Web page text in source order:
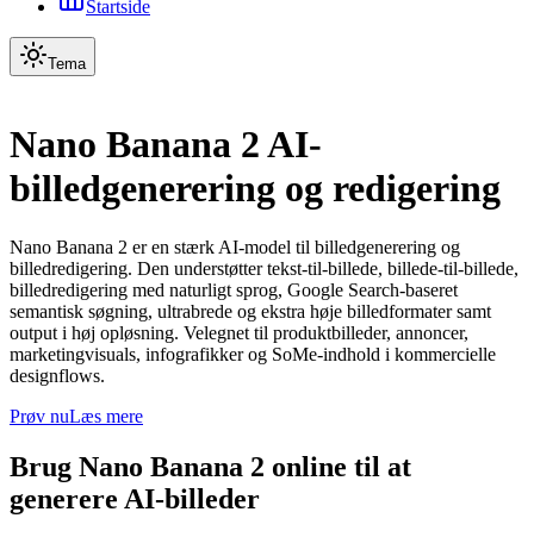
Startside
Tema
Nano Banana 2 AI-
billedgenerering og redigering
Nano Banana 2 er en stærk AI-model til billedgenerering og
billedredigering. Den understøtter tekst-til-billede, billede-til-billede,
billedredigering med naturligt sprog, Google Search-baseret
semantisk søgning, ultrabrede og ekstra høje billedformater samt
output i høj opløsning. Velegnet til produktbilleder, annoncer,
marketingvisuals, infografikker og SoMe-indhold i kommercielle
designflows.
Prøv nuLæs mere
Brug Nano Banana 2 online til at
generere AI-billeder